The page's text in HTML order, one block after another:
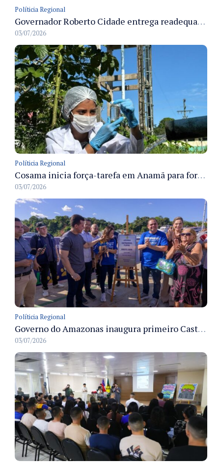
Políticia Regional
Governador Roberto Cidade entrega readequação do ambulatório da FCecon e amplia capacidade de atendimento oncológico em Manaus
03/07/2026
Políticia Regional
Cosama inicia força-tarefa em Anamã para fortalecer abastecimento de água e segurança hídrica da população
03/07/2026
Políticia Regional
Governo do Amazonas inaugura primeiro Castramóvel Fluvial para atendimento veterinário às comunidades ribeirinhas e castração gratuita
03/07/2026